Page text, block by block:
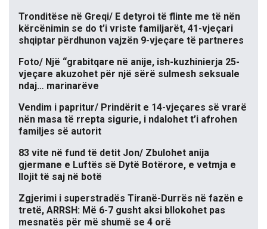
Tronditëse në Greqi/ E detyroi të flinte me të nën
kërcënimin se do t’i vriste familjarët, 41-vjeçari
shqiptar përdhunon vajzën 9-vjeçare të partneres
Foto/ Një “grabitqare në anije, ish-kuzhinierja 25-
vjeçare akuzohet për një sërë sulmesh seksuale
ndaj… marinarëve
Vendim i papritur/ Prindërit e 14-vjeçares së vrarë
nën masa të rrepta sigurie, i ndalohet t’i afrohen
familjes së autorit
83 vite në fund të detit Jon/ Zbulohet anija
gjermane e Luftës së Dytë Botërore, e vetmja e
llojit të saj në botë
Zgjerimi i superstradës Tiranë-Durrës në fazën e
tretë, ARRSH: Më 6-7 gusht aksi bllokohet pas
mesnatës për më shumë se 4 orë